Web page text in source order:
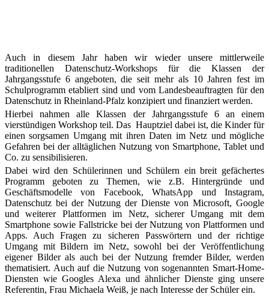
Auch in diesem Jahr haben wir wieder unsere mittlerweile
traditionellen Datenschutz-Workshops für die Klassen der
Jahrgangsstufe 6 angeboten, die seit mehr als 10 Jahren fest im
Schulprogramm etabliert sind und vom Landesbeauftragten für den
Datenschutz in Rheinland-Pfalz konzipiert und finanziert werden.
Hierbei nahmen alle Klassen der Jahrgangsstufe 6 an einem
vierstündigen Workshop teil. Das Hauptziel dabei ist, die Kinder für
einen sorgsamen Umgang mit ihren Daten im Netz und mögliche
Gefahren bei der alltäglichen Nutzung von Smartphone, Tablet und
Co. zu sensibilisieren.
Dabei wird den Schülerinnen und Schülern ein breit gefächertes
Programm geboten zu Themen, wie z.B. Hintergründe und
Geschäftsmodelle von Facebook, WhatsApp und Instagram,
Datenschutz bei der Nutzung der Dienste von Microsoft, Google
und weiterer Plattformen im Netz, sicherer Umgang mit dem
Smartphone sowie Fallstricke bei der Nutzung von Plattformen und
Apps. Auch Fragen zu sicheren Passwörtern und der richtige
Umgang mit Bildern im Netz, sowohl bei der Veröffentlichung
eigener Bilder als auch bei der Nutzung fremder Bilder, werden
thematisiert. Auch auf die Nutzung von sogenannten Smart-Home-
Diensten wie Googles Alexa und ähnlicher Dienste ging unsere
Referentin, Frau Michaela Weiß, je nach Interesse der Schüler ein.